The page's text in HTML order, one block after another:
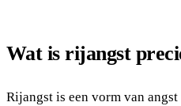
Wat is rijangst
Rijangst is een vorm van